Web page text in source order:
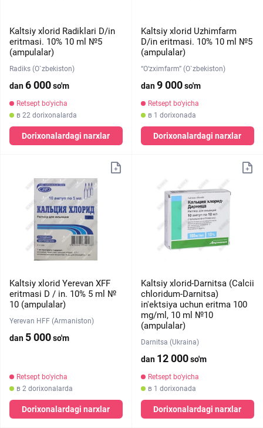
Kaltsiy xlorid Radiklari D/in
eritmasi. 10% 10 ml №5
(ampulalar)
Radiks (O`zbekiston)
dan6 000so'm
Retsept bo'yicha
в 22 dorixonalarda
Dorixonalardagi narxlar
Kaltsiy xlorid Uzhimfarm
D/in eritmasi. 10% 10 ml №5
(ampulalar)
“O‘zximfarm” (O`zbekiston)
dan9 000so'm
Retsept bo'yicha
в 1 dorixonada
Dorixonalardagi narxlar
Kaltsiy xlorid Yerevan XFF
eritmasi D / in. 10% 5 ml №
10 (ampulalar)
Yerevan HFF (Armaniston)
dan 5 000so'm
Retsept bo'yicha
в 2 dorixonalarda
Dorixonalardagi narxlar
Kaltsiy xlorid-Darnitsa (Calcii
chloridum-Darnitsa)
in'ektsiya uchun eritma 100
mg/ml, 10 ml №10
(ampulalar)
Darnitsa (Ukraina)
dan 12 000so'm
Retsept bo'yicha
в 1 dorixonada
Dorixonalardagi narxlar